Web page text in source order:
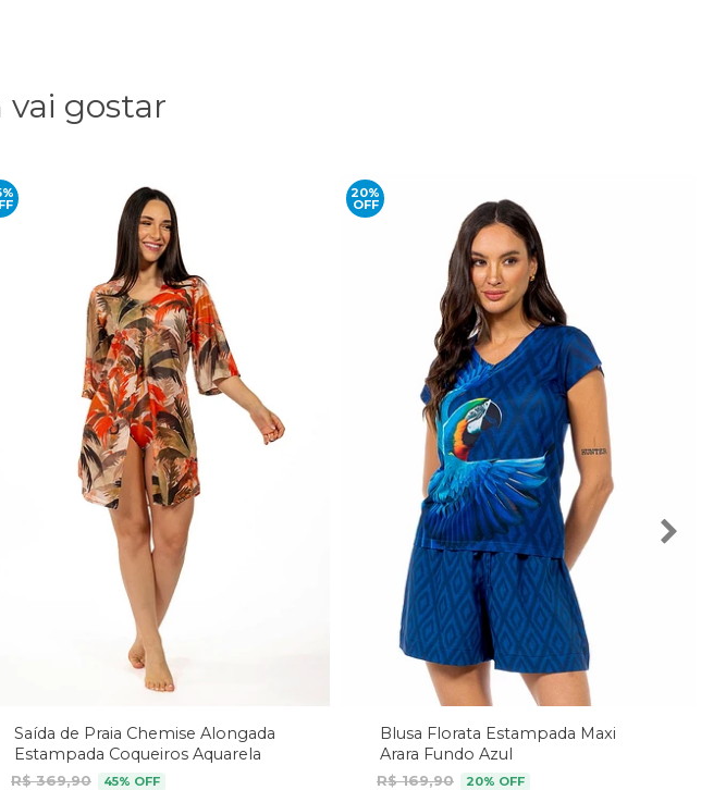
gostar
Saída de Praia Chemise Alongada
Estampada Coqueiros Aquarela
R$ 369,90 45% OFF
20%
OFF
Blusa Florata Estampada Maxi
Arara Fundo Azul
R$ 169,90 20% OFF